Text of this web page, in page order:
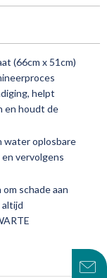
(66cm x 51cm)
helpt
en houdt de
water oplosbare
vervolgens
schade aan